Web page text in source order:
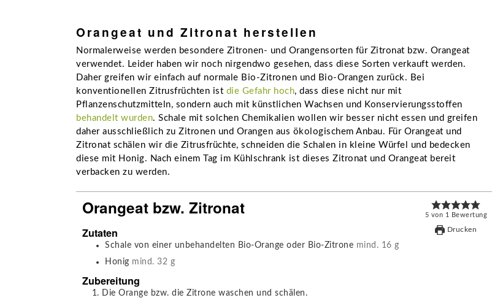
Orangeat und Zitronat herstellen
Normalerweise werden besondere Zitronen- und Orangensorten für Zitronat bzw. Orangeat
verwendet. Leider haben wir noch nirgendwo gesehen, dass diese Sorten verkauft werden.
Daher greifen wir einfach auf normale Bio-Zitronen und Bio-Orangen zurück. Bei
konventionellen Zitrusfrüchten ist die Gefahr hoch, dass diese nicht nur mit
Pflanzenschutzmitteln, sondern auch mit künstlichen Wachsen und Konservierungsstoffen
behandelt wurden. Schale mit solchen Chemikalien wollen wir besser nicht essen und greifen
daher ausschließlich zu Zitronen und Orangen aus ökologischem Anbau. Für Orangeat und
Zitronat schälen wir die Zitrusfrüchte, schneiden die Schalen in kleine Würfel und bedecken
diese mit Honig. Nach einem Tag im Kühlschrank ist dieses Zitronat und Orangeat bereit
verbacken zu werden.
5 von 1 Bewertung
Drucken
Orangeat bzw. Zitronat
Zutaten
Schale von einer unbehandelten Bio-Orange oder Bio-Zitrone mind. 16 g
Honig mind. 32 g
Zubereitung
Die Orange bzw. die Zitrone waschen und schälen.